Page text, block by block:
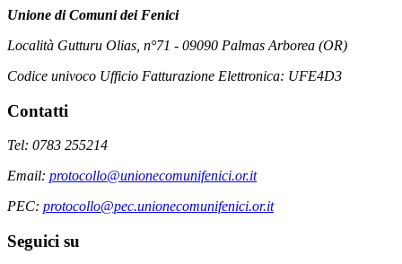
Unione di Comuni dei Fenici
Località Gutturu Olias, n°71 - 09090 Palmas Arborea (OR)
Codice univoco Ufficio Fatturazione Elettronica: UFE4D3
Contatti
Tel: 0783 255214
Email: protocollo@unionecomunifenici.or.it
PEC: protocollo@pec.unionecomunifenici.or.it
Seguici su